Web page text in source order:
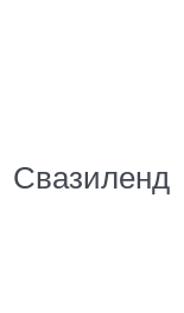
Свазиленд